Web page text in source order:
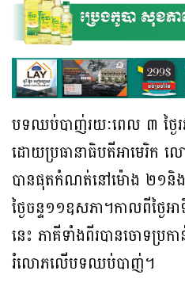
បទឈប់បាញ់រយៈពេល ៣ ថ្ងៃរ
ដោយប្រធានាធិបតីអាមេរិក
បានផុតកំណត់នៅ​​​ម៉ោង​ ២១​និ
ថ្ងៃ​ចន្ទ​១១​​ឧសភា​។កាលពី​ថ្ង
នេះ ភាគីទាំងពីរបានចោទប្រក
រំលោភលើបទឈប់បាញ់។